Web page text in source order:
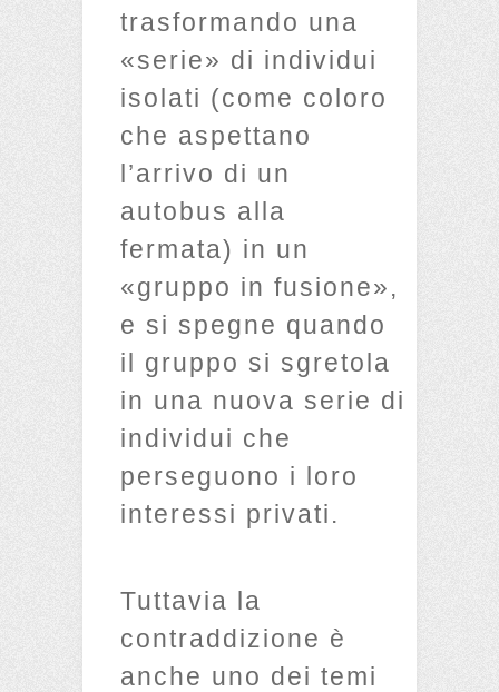
trasformando una
«serie» di individui
isolati (come coloro
che aspettano
l’arrivo di un
autobus alla
fermata) in un
«gruppo in fusione»,
e si spegne quando
il gruppo si sgretola
in una nuova serie di
individui che
perseguono i loro
interessi privati.
Tuttavia la
contraddizione è
anche uno dei temi